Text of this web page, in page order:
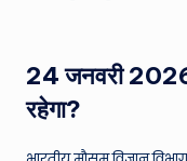
24 जनवरी
रहेगा?